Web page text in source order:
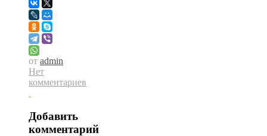
от admin
Нет
комментариев
Добавить
комментарий